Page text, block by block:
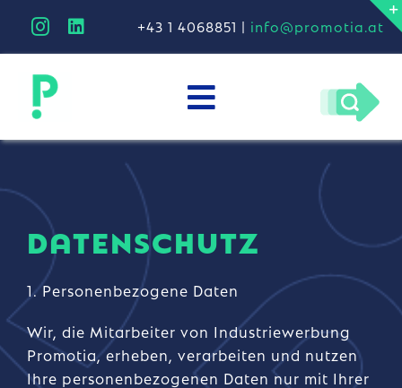
content
+43 1 4068851 | info@promotia.at
Toggle
Navigation
unternehmen
DATENSCHUTZ
1. Personenbezogene Daten
Wir, die Mitarbeiter von Industriewerbung
Promotia, erheben, verarbeiten und nutzen
Ihre personenbezogenen Daten nur mit Ihrer